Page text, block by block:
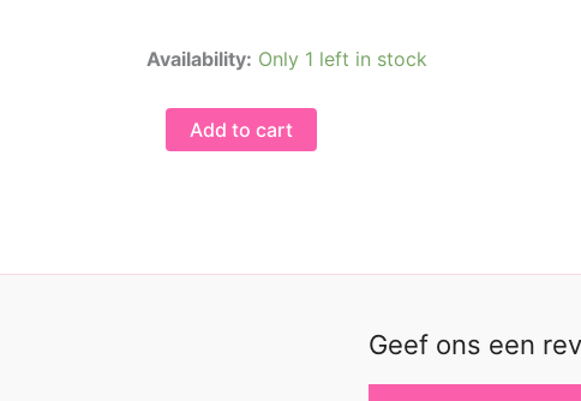
Availability: Only 1 left in stock
KettingAdd to cart
Geef ons een